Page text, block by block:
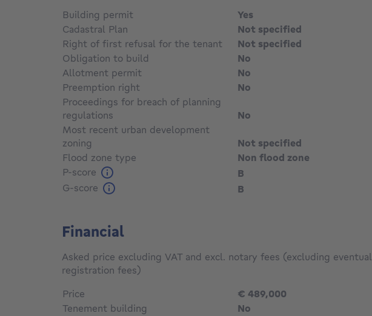
Building permit
Yes
Cadastral Plan
Not specified
Right of first refusal for the tenant
Not specified
Obligation to build
No
Allotment permit
No
Preemption right
No
Proceedings for breach of planning
regulations
No
Most recent urban development
zoning
Not specified
Flood zone type
Non flood zone
P-score
B
G-score
B
Financial
Asked price excluding VAT and excl. notary fees (excluding eventual
registration fees)
Price
€ 489,000
Tenement building
No